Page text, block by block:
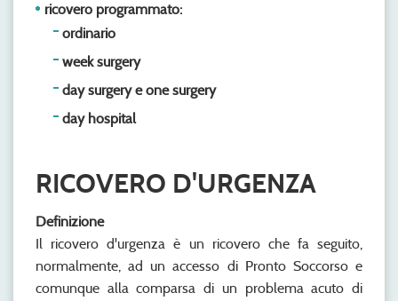
ricovero programmato:
ordinario
week surgery
day surgery e one surgery
day hospital
RICOVERO D'URGENZA
Definizione
Il ricovero d'urgenza è un ricovero che fa seguito,
normalmente, ad un accesso di Pronto Soccorso e
comunque alla comparsa di un problema acuto di